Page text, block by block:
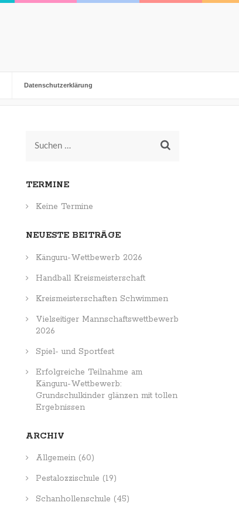
Datenschutzerklärung
Suchen
nach:
TERMINE
Keine Termine
NEUESTE BEITRÄGE
Känguru-Wettbewerb 2026
Handball Kreismeisterschaft
Kreismeisterschaften Schwimmen
Vielseitiger Mannschaftswettbewerb
2026
Spiel- und Sportfest
Erfolgreiche Teilnahme am
Känguru-Wettbewerb:
Grundschulkinder glänzen mit tollen
Ergebnissen
ARCHIV
Allgemein(60)
Pestalozzischule (19)
Schanhollenschule (45)